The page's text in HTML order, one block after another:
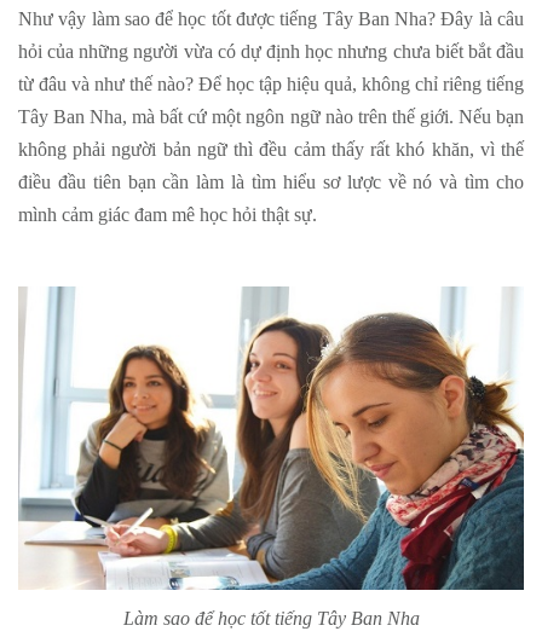
Như vậy làm sao để học tốt được tiếng Tây Ban Nha? Đây là câu
hỏi của những người vừa có dự định học nhưng chưa biết bắt đầu
từ đâu và như thế nào? Để học tập hiệu quả, không chỉ riêng tiếng
Tây Ban Nha, mà bất cứ một ngôn ngữ nào trên thế giới. Nếu bạn
không phải người bản ngữ thì đều cảm thấy rất khó khăn, vì thế
điều đầu tiên bạn cần làm là tìm hiểu sơ lược về nó và tìm cho
mình cảm giác đam mê học hỏi thật sự.
Làm sao để học tốt tiếng Tây Ban Nha